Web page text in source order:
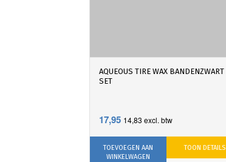
AQUEOUS TIRE WAX BANDENZWART
SET
17,95 14,83 excl. btw
TOEVOEGEN AAN
WINKELWAGEN
TOON DETAILS